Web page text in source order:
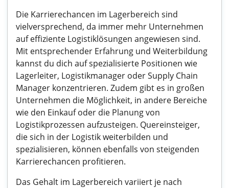
Die Karrierechancen im Lagerbereich sind
vielversprechend, da immer mehr Unternehmen
auf effiziente Logistiklösungen angewiesen sind.
Mit entsprechender Erfahrung und Weiterbildung
kannst du dich auf spezialisierte Positionen wie
Lagerleiter, Logistikmanager oder Supply Chain
Manager konzentrieren. Zudem gibt es in großen
Unternehmen die Möglichkeit, in andere Bereiche
wie den Einkauf oder die Planung von
Logistikprozessen aufzusteigen. Quereinsteiger,
die sich in der Logistik weiterbilden und
spezialisieren, können ebenfalls von steigenden
Karrierechancen profitieren.
Das Gehalt im Lagerbereich variiert je nach